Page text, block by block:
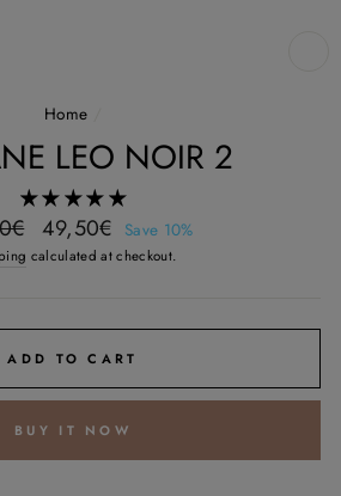
Home
LEO NOIR 2
Sale
price
49,50€ Save 10%
calculated at checkout.
ADD TO CART
BUY IT NOW